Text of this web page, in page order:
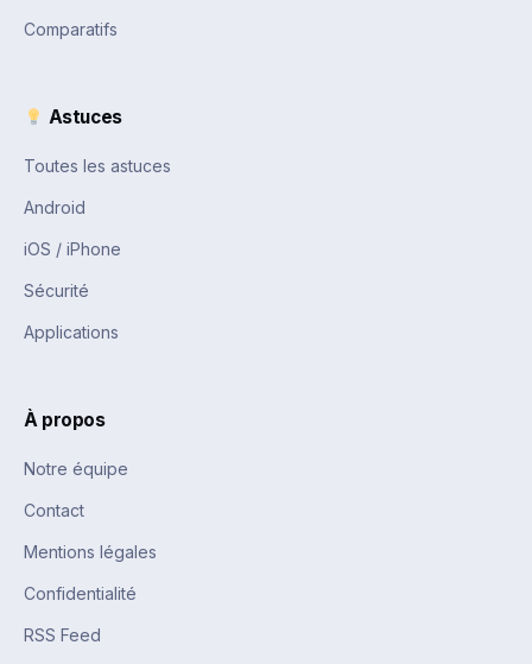
Comparatifs
Astuces
Toutes les astuces
Android
iOS / iPhone
Sécurité
Applications
À propos
Notre équipe
Contact
Mentions légales
Confidentialité
RSS Feed